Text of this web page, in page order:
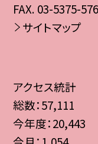
FAX. 03-5375-
サイトマップ
アクセス統計
総数：57,111
今年度：20,443